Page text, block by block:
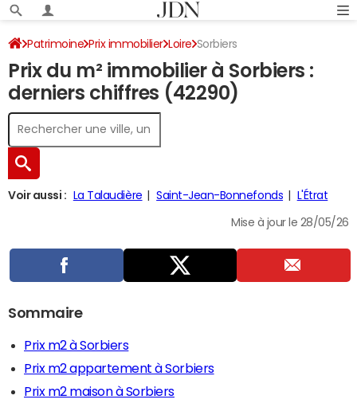
Patrimoine Prix immobilier Loire Sorbiers
Prix du m² immobilier à Sorbiers :
derniers chiffres (42290)
Voir aussi : La Talaudière Saint-Jean-Bonnefonds L'Étrat
Mise à jour le 28/05/26
Sommaire
Prix m2 à Sorbiers
Prix m2 appartement à Sorbiers
Prix m2 maison à Sorbiers